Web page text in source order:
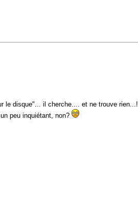
le disque"... il cherche.... et ne trouve rien...!
peu inquiétant, non?